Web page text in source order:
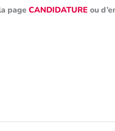
pageCANDIDATURE ou